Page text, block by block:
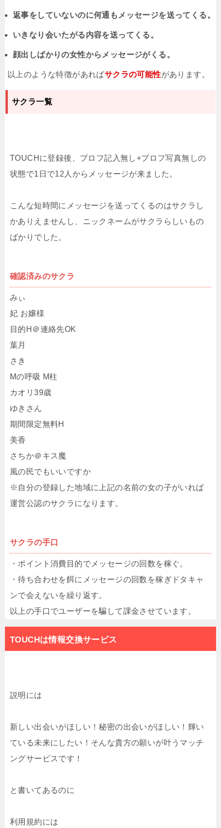
返事をしていないのに何通もメッセージを送ってくる。
いきなり会いたがる内容を送ってくる。
顔出しばかりの女性からメッセージがくる。
以上のような特徴があればサクラの可能性があります。
サクラ一覧
TOUCHに登録後、プロフ記入無し+プロフ写真無しの
状態で1日で12人からメッセージが来ました。
こんな短時間にメッセージを送ってくるのはサクラし
かありえませんし、ニックネームがサクラらしいもの
ばかりでした。
確認済みのサクラ
みぃ
妃 お嬢様
目的H＠連絡先OK
葉月
さき
Mの呼吸 M柱
カオリ39歳
ゆきさん
期間限定無料H
美香
さちか＠キス魔
風の民でもいいですか
※自分の登録した地域に上記の名前の女の子がいれば
運営公認のサクラになります。
サクラの手口
・ポイント消費目的でメッセージの回数を稼ぐ。
・待ち合わせを餌にメッセージの回数を稼ぎドタキャ
ンで会えないを繰り返す。
以上の手口でユーザーを騙して課金させています。
TOUCHは情報交換サービス
説明には
新しい出会いがほしい！秘密の出会いがほしい！輝い
ている未来にしたい！そんな貴方の願いが叶うマッチ
ングサービスです！
と書いてあるのに
利用規約には